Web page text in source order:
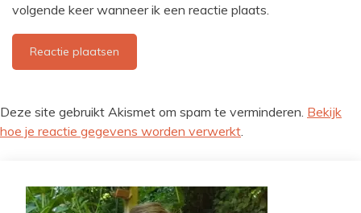
volgende keer wanneer ik een reactie plaats.
Deze site gebruikt Akismet om spam te verminderen. Bekijk
hoe je reactie gegevens worden verwerkt